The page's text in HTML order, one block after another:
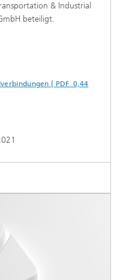
& Industrial
beteiligt.
[ PDF 0,44